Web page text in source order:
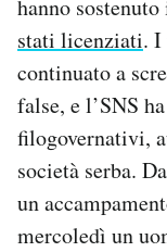
hanno
stati licenziati. I
continuato a
false, e l’SNS
filogovernativi,
società serba.
un
mercoledì un